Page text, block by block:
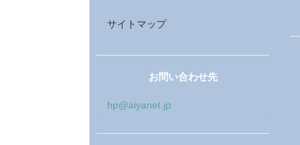
サイトマップ
お問い合わせ先
hp@aiyanet.jp